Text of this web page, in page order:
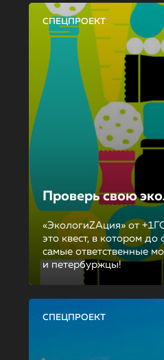
СПЕЦПРОЕКТ
Проверь свою
«ЭкологиZAция» от
это квест, в котором
самые ответственные
и петербуржцы!
СПЕЦПРОЕКТ